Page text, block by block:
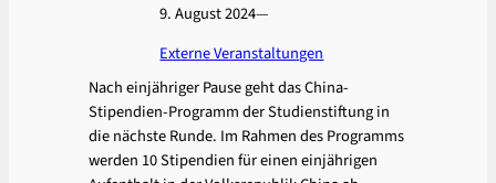
9. August 2024—
Externe Veranstaltungen
Nach einjähriger Pause geht das China-
Stipendien-Programm der Studienstiftung in
die nächste Runde. Im Rahmen des Programms
werden 10 Stipendien für einen einjährigen